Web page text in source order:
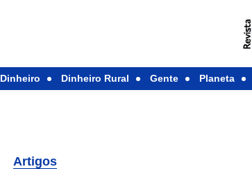
Dinheiro Dinheiro Rural Gente Planeta
Artigos